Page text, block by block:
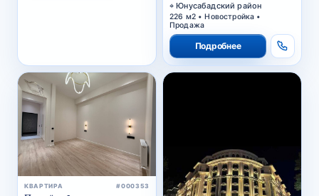
Юнусабадский район
226 м2 • Новостройка •
Продажа
Подробнее
КВАРТИРА #000353